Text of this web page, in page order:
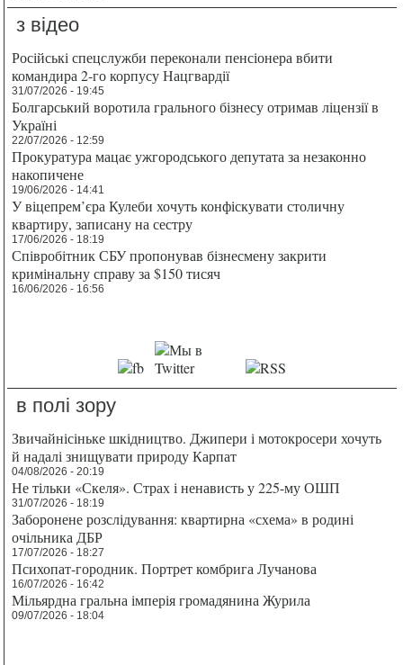
з відео
Російські спецслужби переконали пенсіонера вбити
командира 2-го корпусу Нацгвардії
31/07/2026 - 19:45
Болгарський воротила грального бізнесу отримав ліцензії в
Україні
22/07/2026 - 12:59
Прокуратура мацає ужгородського депутата за незаконно
накопичене
19/06/2026 - 14:41
У віцепрем’єра Кулеби хочуть конфіскувати столичну
квартиру, записану на сестру
17/06/2026 - 18:19
Співробітник СБУ пропонував бізнесмену закрити
кримінальну справу за $150 тисяч
16/06/2026 - 16:56
в полі зору
Звичайнісіньке шкідництво. Джипери і мотокросери хочуть
й надалі знищувати природу Карпат
04/08/2026 - 20:19
Не тільки «Скеля». Страх і ненависть у 225-му ОШП
31/07/2026 - 18:19
Заборонене розслідування: квартирна «схема» в родині
очільника ДБР
17/07/2026 - 18:27
Психопат-городник. Портрет комбрига Лучанова
16/07/2026 - 16:42
Мільярдна гральна імперія громадянина Журила
09/07/2026 - 18:04